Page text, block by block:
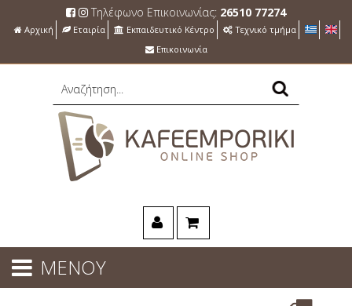
Τηλέφωνο Επικοινωνίας: 26510 77274
Αρχική Εταιρία Εκπαιδευτικό Κέντρο
Τεχνικό τμήμα
Επικοινωνία
ΜΕΝΟΥ